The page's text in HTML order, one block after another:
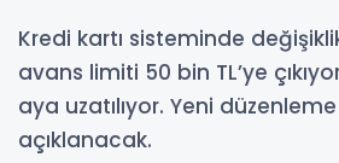
Kredi kartı sisteminde
avans limiti 50 bin TL’ye
aya uzatılıyor. Yeni
açıklanacak.